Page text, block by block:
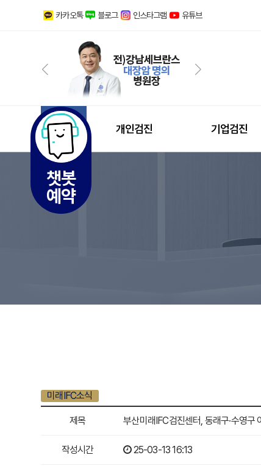
카카오톡 블로그 인스타그램 유튜브
전체사이트맵 개인검진 기업검진
챗봇
예약
미래IFC소식
제목 부산미래IFC검진센터, 동래구·수영구
작성시간 25-03-13 16:13